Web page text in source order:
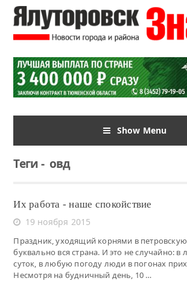
Show Menu
Теги-овд
Их работа - наше спокойствие
19 ноября 2015
Праздник, уходящий корнями в петровскую
буквально вся страна. И это не случайно:
суток, в любую погоду люди в погонах
Несмотря на будничный день, 10 …